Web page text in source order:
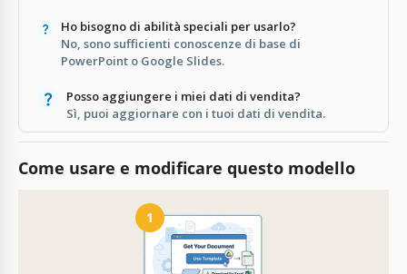
Ho bisogno di abilità speciali per usarlo?
No, sono sufficienti conoscenze di base di
PowerPoint o Google Slides.
Posso aggiungere i miei dati di vendita?
Sì, puoi aggiornare con i tuoi dati di vendita.
Come usare e modificare questo modello
1